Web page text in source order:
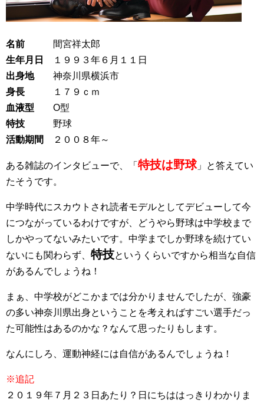
名前 間宮祥太郎
生年月日
１９９３年６月１１日
出身地神奈川県横浜市
身長 １７９ｃｍ
血液型 O型
特技 野球
活動期間
２００８年～
ある雑誌のインタビューで、「 特技は野球」と答えてい
たそうです。
中学時代にスカウトされ読者モデルとしてデビューして今
につながっているわけですが、どうやら野球は中学校まで
しかやってないみたいです。中学までしか野球を続けてい
ないにも関わらず、 特技というくらいですから相当な自信
があるんでしょうね！
まぁ、中学校がどこかまでは分かりませんでしたが、強豪
の多い神奈川県出身ということを考えればすごい選手だっ
た可能性はあるのかな？なんて思ったりもします。
なんにしろ、運動神経には自信があるんでしょうね！
※追記
２０１９年７月２３日あたり？日にちははっきりわかりま